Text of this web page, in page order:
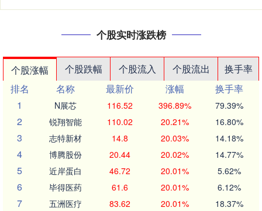
个股实时涨跌榜
个股涨幅 个股跌幅 个股流入 个股流出
换手率
排名
名称 最新价 涨幅
换手率
1
N展芯 116.52 396.89% 79.39%
2 锐翔智能 110.02 20.21% 16.80%
3 志特新材 14.8 20.03% 14.18%
4 博腾股份 20.44 20.02% 14.77%
5 近岸蛋白 46.72 20.01% 5.62%
6 毕得医药 61.6 20.01% 6.12%
7 五洲医疗 83.62 20.01% 18.37%